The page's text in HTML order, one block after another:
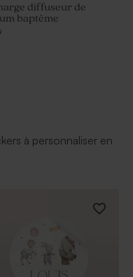
diffuseur de
baptême
à personnaliser en